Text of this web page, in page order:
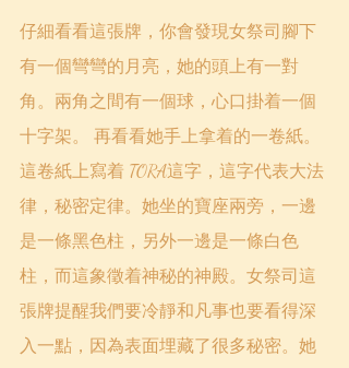
仔細看看這張牌，你會發現女祭司腳下
有一個彎彎的月亮，她的頭上有一對
角。兩角之間有一個球，心口掛着一個
十字架。 再看看她手上拿着的一卷紙。
這卷紙上寫着 TORA這字，這字代表大法
律，秘密定律。她坐的寶座兩旁，一邊
是一條黑色柱，另外一邊是一條白色
柱，而這象徵着神秘的神殿。女祭司這
張牌提醒我們要冷靜和凡事也要看得深
入一點，因為表面埋藏了很多秘密。她